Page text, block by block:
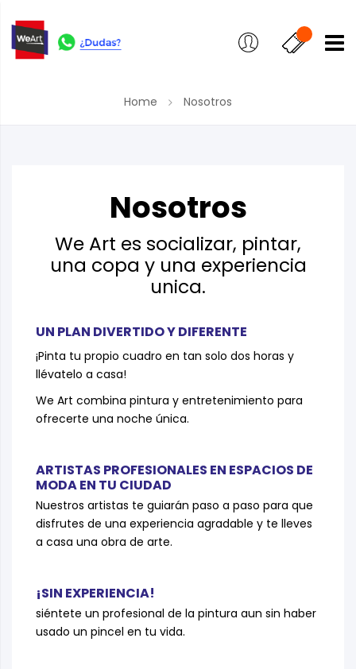
Home Nosotros
Nosotros
We Art es socializar, pintar,
una copa y una experiencia
unica.
UN PLAN DIVERTIDO Y DIFERENTE
¡Pinta tu propio cuadro en tan solo dos horas y
llévatelo a casa!
We Art combina pintura y entretenimiento para
ofrecerte una noche única.
ARTISTAS PROFESIONALES EN ESPACIOS DE
MODA EN TU CIUDAD
Nuestros artistas te guiarán paso a paso para que
disfrutes de una experiencia agradable y te lleves
a casa una obra de arte.
¡SIN EXPERIENCIA!
siéntete un profesional de la pintura aun sin haber
usado un pincel en tu vida.